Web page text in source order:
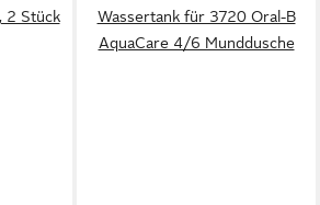
2 Stück
Wassertank für 3720 Oral-B
AquaCare 4/6 Munddusche